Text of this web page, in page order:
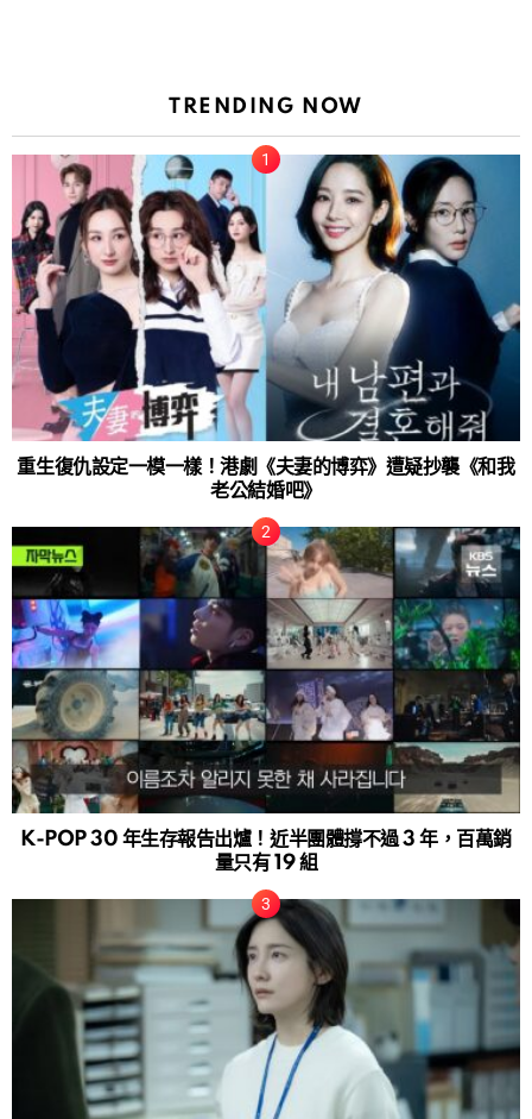
TRENDING NOW
重生復仇設定一模一樣！港劇《夫妻的博弈》遭疑抄襲《和我
老公結婚吧》
K-POP 30 年生存報告出爐！近半團體撐不過 3 年，百萬銷
量只有 19 組